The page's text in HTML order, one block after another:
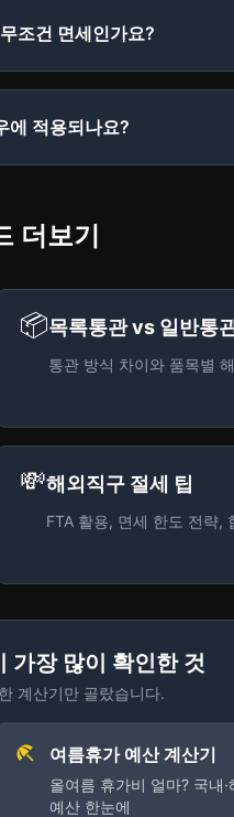
조건 면세인가요?
에 적용되나요?
더보기
📦목록통관 vs 일반통
통관 방식 차이와 품목별
💸해외직구 절세 팁
FTA 활용, 면세 한도 전략,
가장 많이 확인한 것
계산기만 골랐습니다.
여름휴가 예산 계산기
올여름 휴가비 얼마? 국내
예산 한눈에